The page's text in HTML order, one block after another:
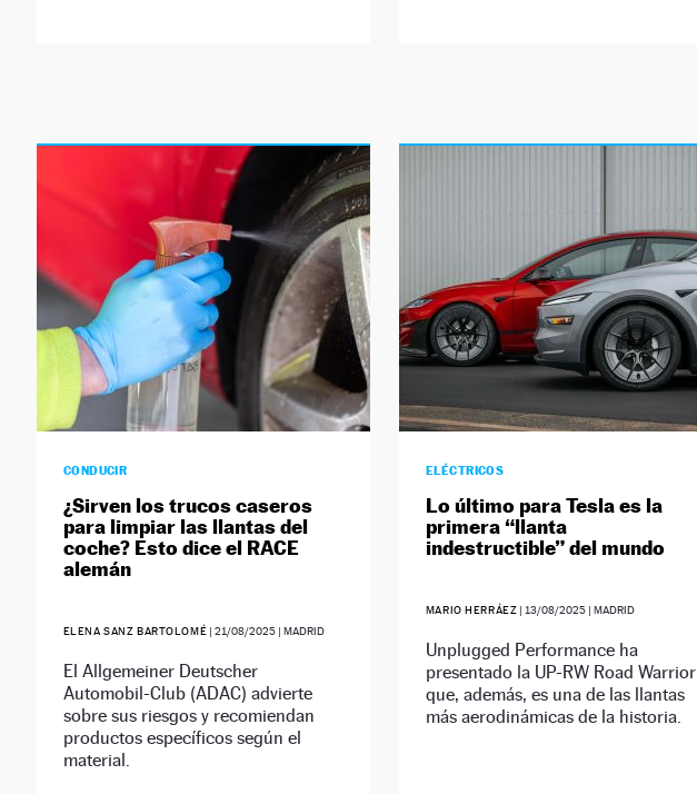
CONDUCIR
¿Sirven los trucos caseros
para limpiar las llantas del
coche? Esto dice el RACE
alemán
ELENA SANZ BARTOLOMÉ |21/08/2025 | MADRID
El Allgemeiner Deutscher
Automobil-Club (ADAC) advierte
sobre sus riesgos y recomiendan
productos específicos según el
material.
ELÉCTRICOS
Lo último para Tesla es la
primera “llanta
indestructible” del mundo
MARIO HERRÁEZ | 13/08/2025 | MADRID
Unplugged Performance ha
presentado la UP-RW Road Warrior
que, además, es una de las llantas
más aerodinámicas de la historia.